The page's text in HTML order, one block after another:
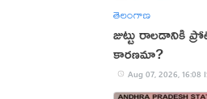
తెలంగాణ
జుట్టు రాలడానికి
కారణమా?
Aug 07, 2026, 16:08